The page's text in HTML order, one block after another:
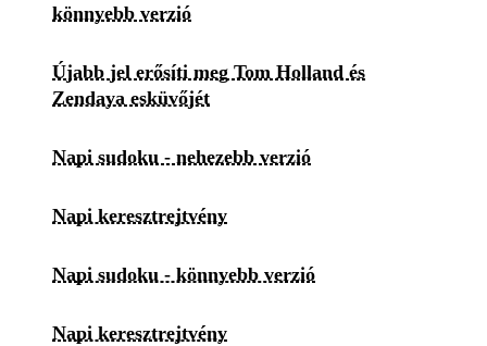
könnyebb verzió
Újabb jel erősíti meg Tom Holland és
Zendaya esküvőjét
Napi sudoku - nehezebb verzió
Napi keresztrejtvény
Napi sudoku - könnyebb verzió
Napi keresztrejtvény